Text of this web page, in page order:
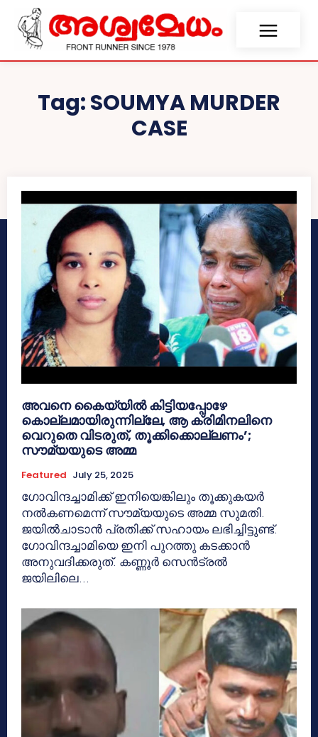
Tag:SOUMYA MURDER
CASE
അവനെ കൈയ്യിൽ കിട്ടിയപ്പോഴേ
കൊല്ലമായിരുന്നില്ലേ, ആ ക്രിമിനലിനെ
വെറുതെ വിടരുത്, തൂക്കിക്കൊല്ലണം’;
സൗമ്യയുടെ അമ്മ
Featured July 25, 2025
ഗോവിന്ദച്ചാമിക്ക് ഇനിയെങ്കിലും തൂക്കുകയർ
നൽകണമെന്ന് സൗമ്യയുടെ അമ്മ സുമതി.
ജയിൽചാടാൻ പ്രതിക്ക് സഹായം ലഭിച്ചിട്ടുണ്ട്.
ഗോവിന്ദച്ചാമിയെ ഇനി പുറത്തു കടക്കാൻ
അനുവദിക്കരുത്. കണ്ണൂർ സെൻട്രൽ
ജയിലിലെ...